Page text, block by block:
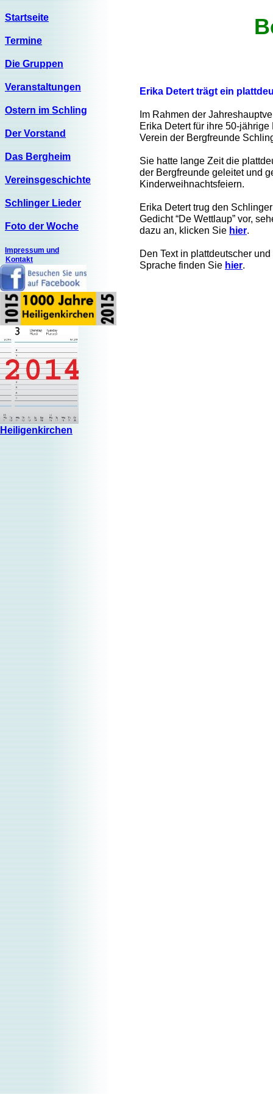
Startseite
Termine
Die Gruppen
Veranstaltungen
Ostern im Schling
Der Vorstand
Das Bergheim
Vereinsgeschichte
Schlinger Lieder
Foto der Woche
Impressum und
Kontakt
Heiligenkirchen
Erika Detert trägt ein
Im Rahmen der
Erika Detert für ihre 50-
Verein der Bergfreunde
Sie hatte lange Zeit die
der Bergfreunde geleitet und
Kinderweihnachtsfeiern.
Erika Detert trug den
Gedicht “De Wettlaup” vor,
dazu an, klicken Sie hier.
Den Text in plattdeutscher
Sprache finden Sie hier.